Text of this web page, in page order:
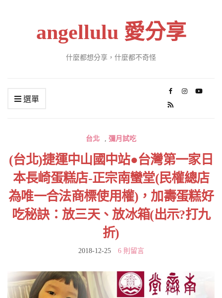
angellulu 愛分享
什麼都想分享，什麼都不奇怪
選單
台北 , 彌月試吃
(台北)捷運中山國中站●台灣第一家日
本長崎蛋糕店-正宗南蠻堂(民權總店
為唯一合法商標使用權)，加壽蛋糕好
吃秘訣：放三天、放冰箱(出示?打九
折)
2018-12-25 6 則留言